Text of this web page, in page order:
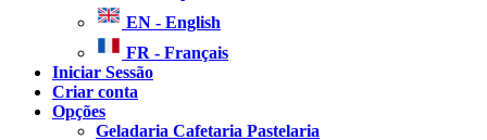
EN - English
FR - Français
Iniciar Sessão
Criar conta
Opções
Geladaria Cafetaria Pastelaria